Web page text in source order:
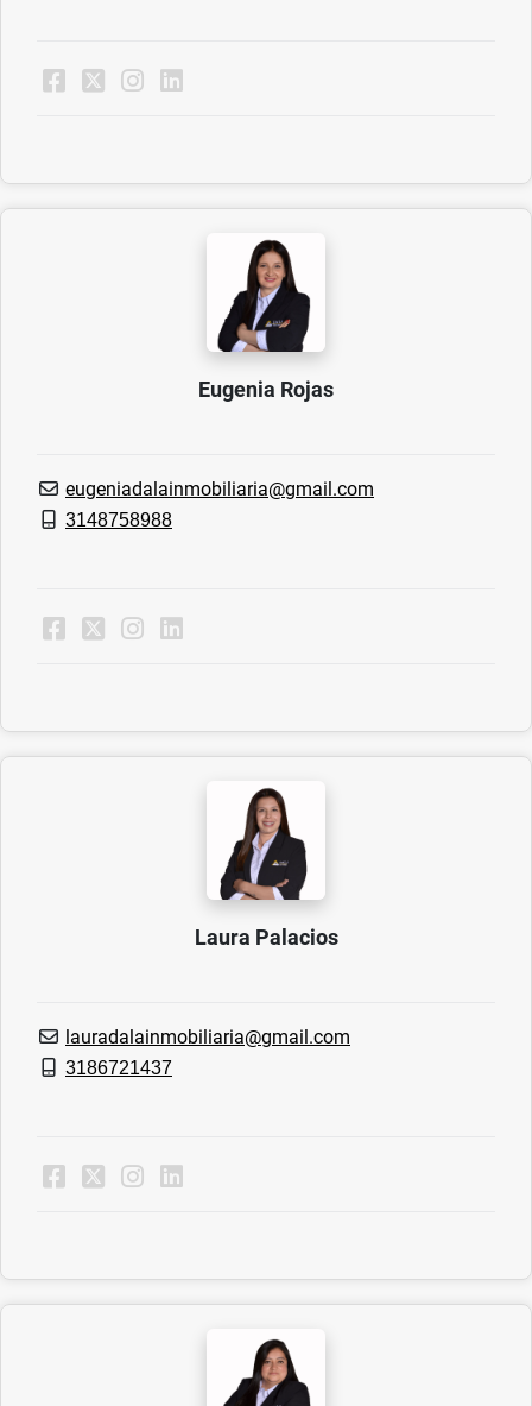
Eugenia Rojas
eugeniadalainmobiliaria@gmail.com
3148758988
Laura Palacios
lauradalainmobiliaria@gmail.com
3186721437